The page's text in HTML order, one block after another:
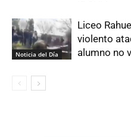
Noticia del Día
Liceo
violento
alumno no